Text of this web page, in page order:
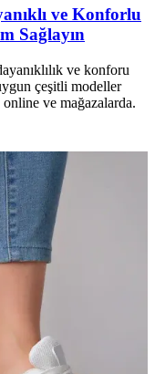
ve Konforlu
Sağlayın
ve konforu
çeşitli modeller
ve mağazalarda.